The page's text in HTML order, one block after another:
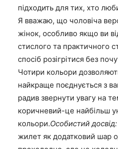
підходить для тих, хто
Я вважаю, що чоловіча
жінок, особливо якщо ви
стислого та практичного
спосіб розігрітися без
Чотири кольори
найкраще поєднується з
радив звернути увагу на
коричневий-це найбільш
кольори.Особистий досвід:
жилет як додатковий шар